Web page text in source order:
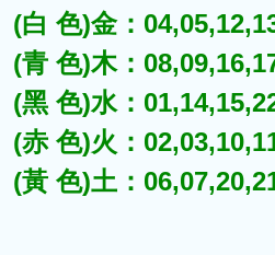
(白 色)金：
(青 色)木：
(黑 色)水：
(赤 色)火：
(黃 色)土：